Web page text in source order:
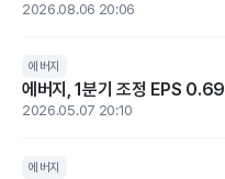
2026.08.06 20:06
에버지
에버지, 1분기 조정 EPS
2026.05.07 20:10
에버지